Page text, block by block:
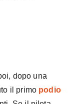
dopo una
il primo podio